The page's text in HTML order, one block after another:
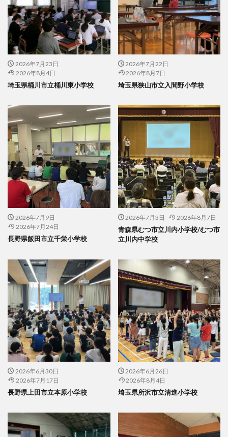
2026年7月23日
2026年8月4日
埼玉県桶川市立桶川東小学校
2026年7月22日
2026年8月7日
埼玉県狭山市立入間野小学校
2026年7月9日
2026年7月24日
長野県飯田市立千栄小学校
2026年7月3日 2026年8月7日
青森県むつ市立川内小学校/むつ市
立川内中学校
2026年6月30日
2026年7月17日
長野県上田市立本原小学校
2026年6月26日
2026年8月4日
埼玉県所沢市立清進小学校